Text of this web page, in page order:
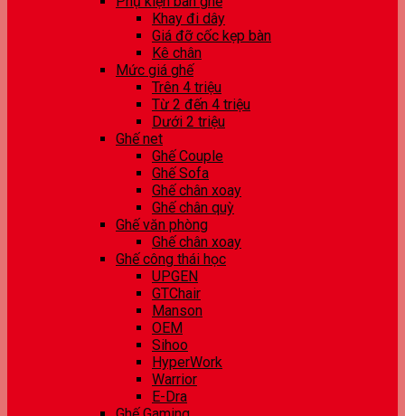
Khay đi dây
Giá đỡ cốc kẹp bàn
Kê chân
Mức giá ghế
Trên 4 triệu
Từ 2 đến 4 triệu
Dưới 2 triệu
Ghế net
Ghế Couple
Ghế Sofa
Ghế chân xoay
Ghế chân quỳ
Ghế văn phòng
Ghế chân xoay
Ghế công thái học
UPGEN
GTChair
Manson
OEM
Sihoo
HyperWork
Warrior
E-Dra